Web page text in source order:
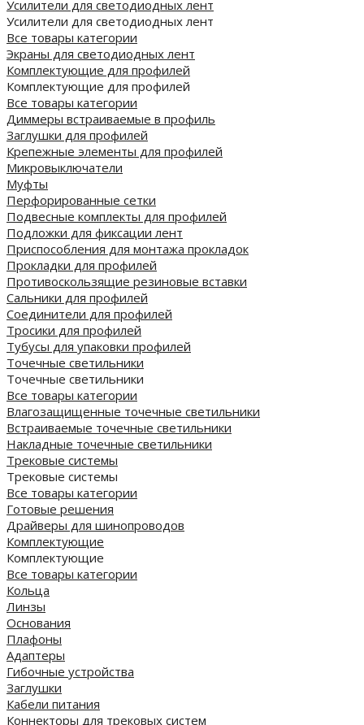
Усилители для светодиодных лент
Усилители для светодиодных лент
Все товары категории
Экраны для светодиодных лент
Комплектующие для профилей
Комплектующие для профилей
Все товары категории
Диммеры встраиваемые в профиль
Заглушки для профилей
Крепежные элементы для профилей
Микровыключатели
Муфты
Перфорированные сетки
Подвесные комплекты для профилей
Подложки для фиксации лент
Приспособления для монтажа прокладок
Прокладки для профилей
Противоскользящие резиновые вставки
Сальники для профилей
Соединители для профилей
Тросики для профилей
Тубусы для упаковки профилей
Точечные светильники
Точечные светильники
Все товары категории
Влагозащищенные точечные светильники
Встраиваемые точечные светильники
Накладные точечные светильники
Трековые системы
Трековые системы
Все товары категории
Готовые решения
Драйверы для шинопроводов
Комплектующие
Комплектующие
Все товары категории
Кольца
Линзы
Основания
Плафоны
Адаптеры
Гибочные устройства
Заглушки
Кабели питания
Коннекторы для трековых систем